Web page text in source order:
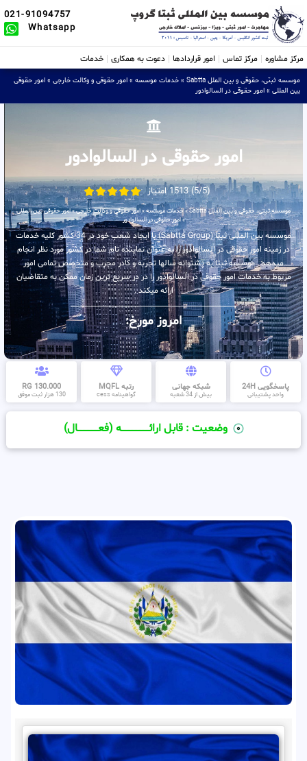
021-91094757
Whatsapp
مرکز مشاوره مرکز تماس امور قراردادها دعوت به همکاری خدمات
موسسه ثبتی، حقوقی و بین الملل Sabtta » خدمات موسسه » امور حقوقی و وکالت خارجی » امور حقوقی
بین المللی » امور حقوقی در السالوادور
امور حقوقی در السالوادور
(5/5) 1513 امتیاز
موسسه ثبتی، حقوقی و بین الملل Sabtta »خدمات موسسه»امور حقوقی و وکالت خارجی»امور حقوقی بین المللی
»امور حقوقی در السالوادور
موسسه بین المللی ثبتا (Sabtta Group) با ایجاد شعب خود در 34 کشور کلیه خدمات
در زمینه امور حقوقی در السالوادور را به عنوان نماینده تام شما در کشور مورد نظر انجام
میدهد . موسسه ثبتا به پشتوانه سالها تجربه و کادر مجرب و متخصص تمامی امور
مربوط به خدمات امور حقوقی در السالوادور را در در سریع ترین زمان ممکن به متقاضیان
ارائه میکند .
امروز مورخ:
پاسخگویی 24H
واحد پشتیبانی
شبکه جهانی
بیش از 34 شعبه
رتبه MQFL
گواهینامه cess
130.000 RG
130 هزار ثبت موفق
وضعیت : قابل ارائــــــــــــــــــــه (فعـــــــــــــــال)